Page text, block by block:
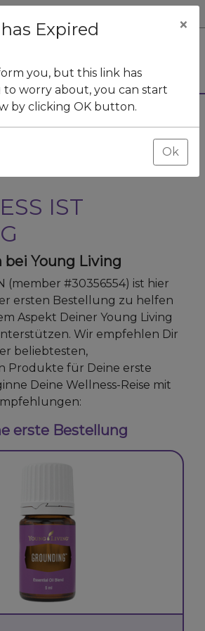
IST
Young Living
(member #30356554) ist hier
ersten Bestellung zu helfen
Aspekt Deiner Young Living
Wir empfehlen Dir
beliebtesten,
Produkte für Deine erste
Deine Wellness-Reise mit
erste Bestellung
Expired ×
you, but this link has
to worry about, you can start
by clicking OK button.
Ok